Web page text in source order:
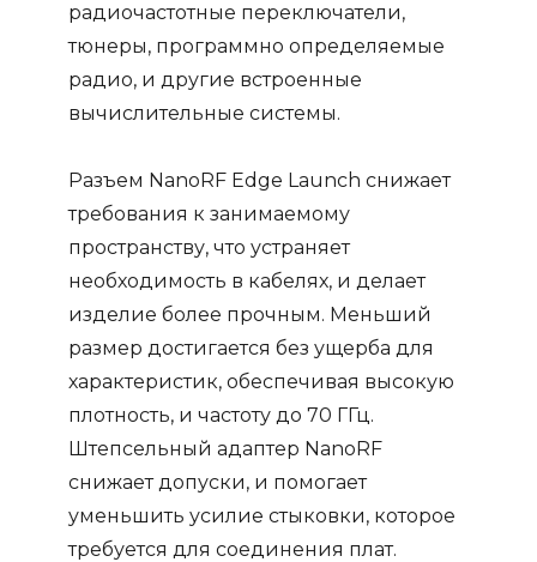
радиочастотные переключатели,
тюнеры, программно определяемые
радио, и другие встроенные
вычислительные системы.
Разъем NanoRF Edge Launch снижает
требования к занимаемому
пространству, что устраняет
необходимость в кабелях, и делает
изделие более прочным. Меньший
размер достигается без ущерба для
характеристик, обеспечивая высокую
плотность, и частоту до 70 ГГц.
Штепсельный адаптер NanoRF
снижает допуски, и помогает
уменьшить усилие стыковки, которое
требуется для соединения плат.